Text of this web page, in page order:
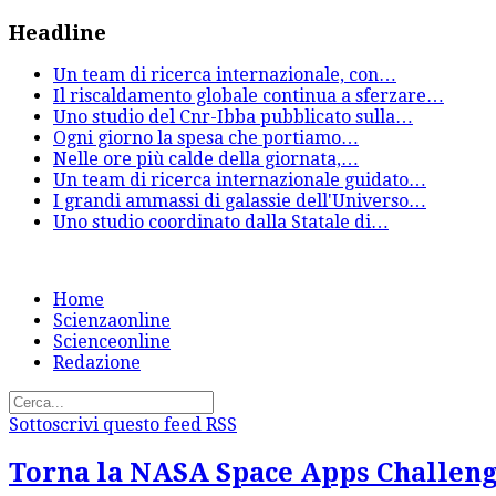
Headline
Un team di ricerca internazionale, con…
Il riscaldamento globale continua a sferzare…
Uno studio del Cnr-Ibba pubblicato sulla…
Ogni giorno la spesa che portiamo…
Nelle ore più calde della giornata,…
Un team di ricerca internazionale guidato…
I grandi ammassi di galassie dell'Universo…
Uno studio coordinato dalla Statale di…
Home
Scienzaonline
Scienceonline
Redazione
Sottoscrivi questo feed RSS
Torna la NASA Space Apps